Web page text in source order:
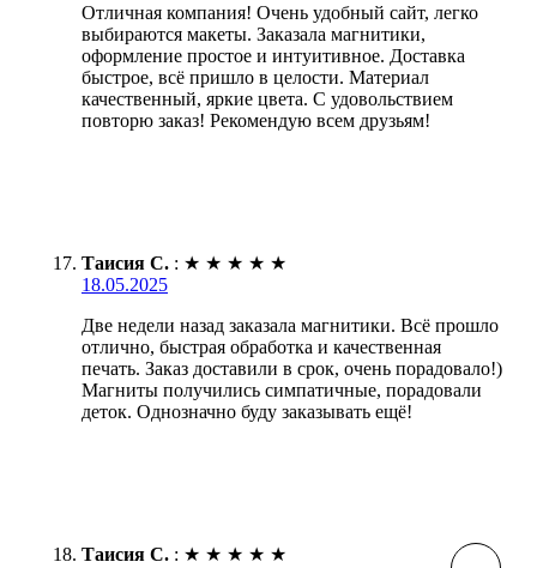
Отличная компания! Очень удобный сайт, легко
выбираются макеты. Заказала магнитики,
оформление простое и интуитивное. Доставка
быстрое, всё пришло в целости. Материал
качественный, яркие цвета. С удовольствием
повторю заказ! Рекомендую всем друзьям!
Таисия С. : ★ ★ ★ ★ ★
18.05.2025
Две недели назад заказала магнитики. Всё прошло
отлично, быстрая обработка и качественная
печать. Заказ доставили в срок, очень порадовало!)
Магниты получились симпатичные, порадовали
деток. Однозначно буду заказывать ещё!
Таисия С. : ★ ★ ★ ★ ★